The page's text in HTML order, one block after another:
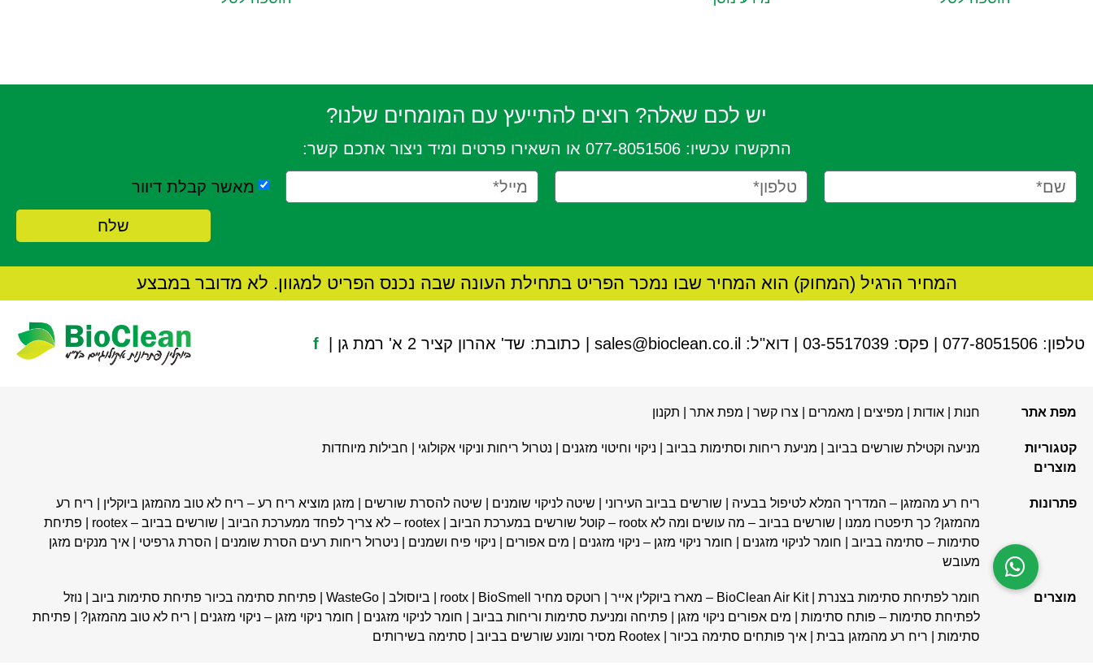
יש לכם שאלה? רוצים להתייעץ עם המומחים שלנו?
התקשרו עכשיו:077-8051506 או השאירו פרטים ומיד ניצור אתכם קשר:
מאשר קבלת דיוור
שלח
המחיר הרגיל (המחוק) הוא המחיר שבו נמכר הפריט בתחילת העונה שבה נכנס הפריט למגוון. לא מדובר במבצע
טלפון: 077-8051506 | פקס: 03-5517039 | דוא"ל: sales@bioclean.co.il | כתובת: שד' אהרון קציר 2 א' רמת גן | f
מפת אתר חנות |אודות מפיצים מאמרים צרו קשר מפת אתר תקנון
קטגוריות
מוצרים
מניעה וקטילת שורשים בביוב מניעת ריחות וסתימות בביוב ניקוי וחיטוי מזגנים נטרול ריחות וניקוי אקולוגי חבילות מיוחדות
פתרונות ריח רע מהמזגן – המדריך המלא לטיפול בבעיה שורשים בביוב העירוני שיטה לניקוי שומנים שיטה להסרת שורשים | מזגן מוציא ריח רע – ריח לא טוב מהמזגן ביוקלין
ריח רע
מהמזגן? כך תיפטרו ממנו
שורשים בביוב – מה עושים ומה לא rootx – קוטל שורשים במערכת הביוב |rootex – לא צריך לפחד ממערכת הביוב שורשים בביוב – rootex
פתיחת
סתימות – סתימה בביוב
חומר לניקוי מזגנים חומר ניקוי מזגן – ניקוי מזגנים | מים אפורים ניקוי פיח ושמנים ניטרול ריחות רעים הסרת שומנים הסרת גרפיטי |איך מנקים מזגן
מעובש
מוצרים חומר לפתיחת סתימות בצנרת |BioClean Air Kit – מארז ביוקלין אייר רוטקס מחיר rootx| BioSmell ביוסולב |
WasteGo פתיחת סתימה בכיור פתיחת סתימות ביוב
נוזל
לפתיחת סתימות – פותח סתימות
מים אפורים ניקוי מזגן פתיחה ומניעת סתימות וריחות בביוב חומר לניקוי מזגנים חומר ניקוי מזגן – ניקוי מזגנים ריח לא טוב מהמזגן?
פתיחת
סתימות
ריח רע מהמזגן בבית |איך פותחים סתימה בכיור |Rootex מסיר ומונע שורשים בביוב סתימה בשירותים